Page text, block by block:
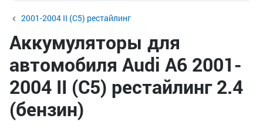
2001-2004 II (C5) рестайлинг
Аккумуляторы для
автомобиля Audi A6 2001-
2004 II (C5) рестайлинг 2.4
(бензин)